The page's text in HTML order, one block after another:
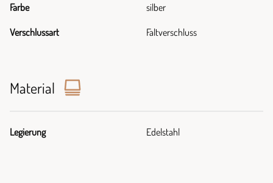
Farbe silber
Verschlussart Faltverschluss
Material
Legierung Edelstahl